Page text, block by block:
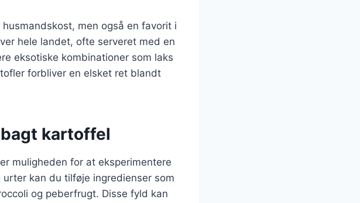
men også en favorit i
hele landet, ofte serveret med en
eksotiske kombinationer som laks
forbliver en elsket ret blandt
kartoffel
muligheden for at eksperimentere
kan du tilføje ingredienser som
og peberfrugt. Disse fyld kan